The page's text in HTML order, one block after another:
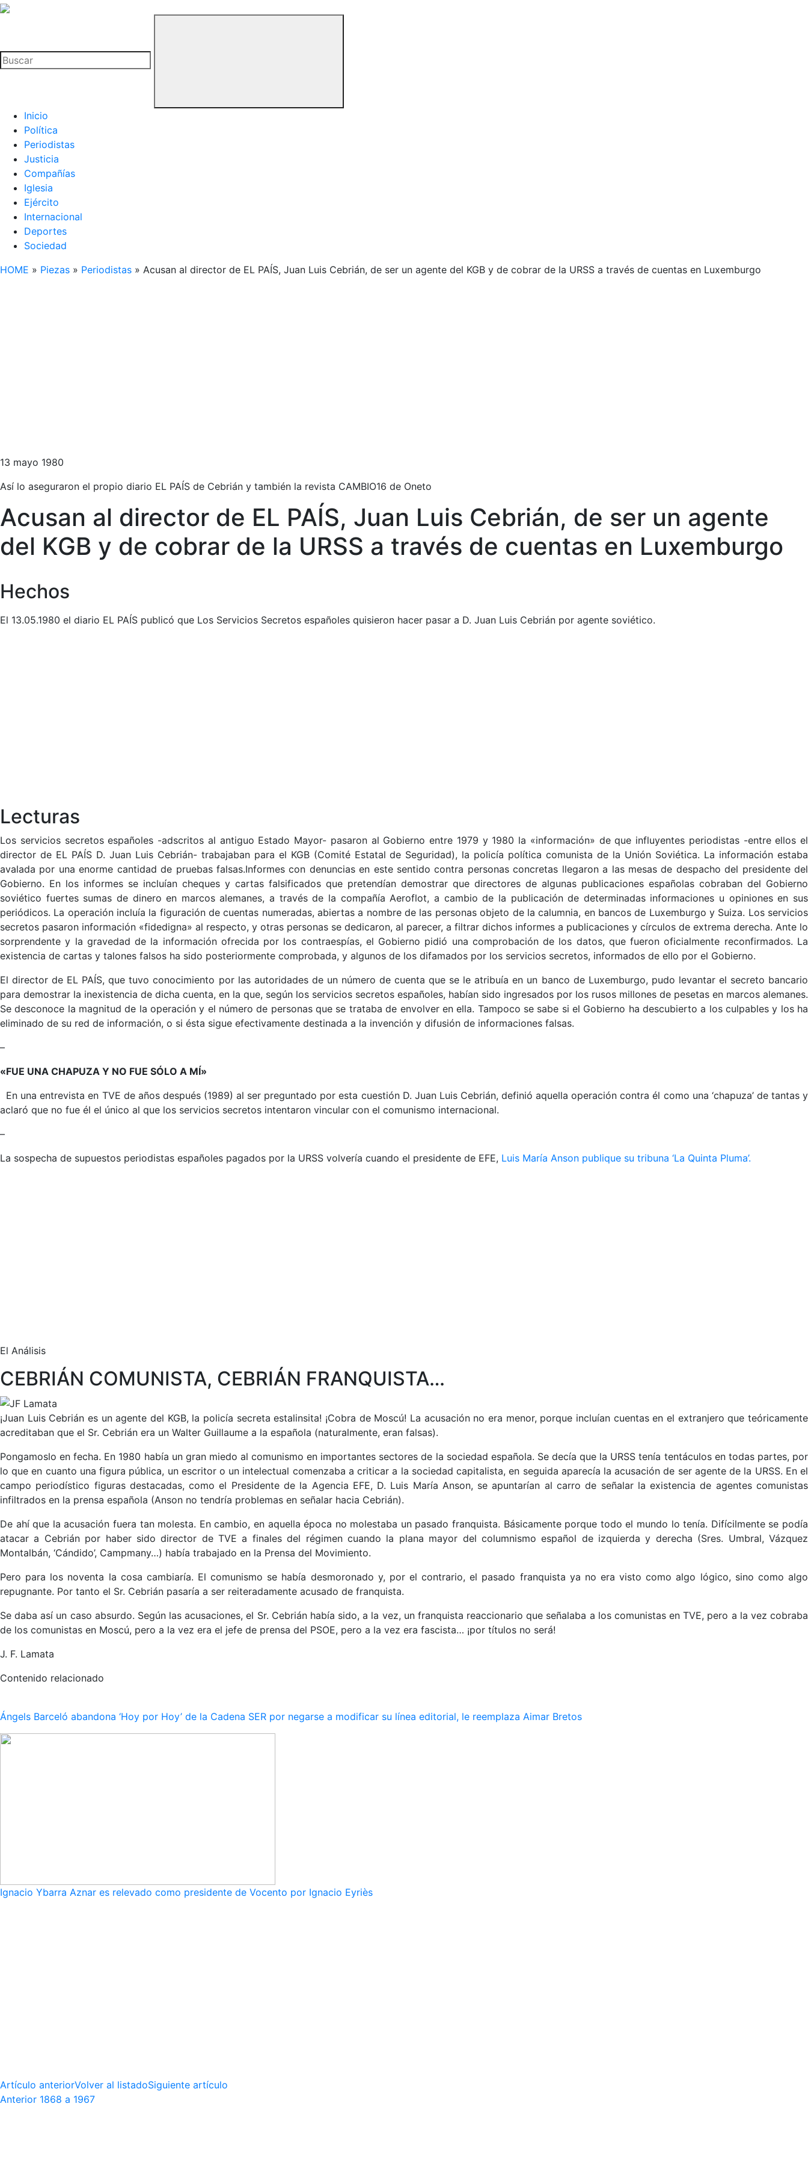
La
Buitre
Inicio
Política
Periodistas
Justicia
Compañías
Iglesia
Ejército
Internacional
Deportes
Sociedad
HOME » Piezas » Periodistas » Acusan al director de EL PAÍS, Juan Luis Cebrián, de ser un agente del KGB y de cobrar de la URSS a través de cuentas en Luxemburgo
13 mayo 1980
Así lo aseguraron el propio diario EL PAÍS de Cebrián y también la revista CAMBIO16 de Oneto
Acusan al director de EL PAÍS, Juan Luis Cebrián, de ser un agente
del KGB y de cobrar de la URSS a través de cuentas en Luxemburgo
Hechos
El 13.05.1980 el diario EL PAÍS publicó que Los Servicios Secretos españoles quisieron hacer pasar a D. Juan Luis Cebrián por agente soviético.
Lecturas
Los servicios secretos españoles -adscritos al antiguo Estado Mayor- pasaron al Gobierno entre 1979 y 1980 la «información» de que influyentes periodistas -entre ellos el
director de EL PAÍS D. Juan Luis Cebrián- trabajaban para el KGB (Comité Estatal de Seguridad), la policía política comunista de la Unión Soviética. La información estaba
avalada por una enorme cantidad de pruebas falsas.Informes con denuncias en este sentido contra personas concretas llegaron a las mesas de despacho del presidente del
Gobierno. En los informes se incluían cheques y cartas falsificados que pretendían demostrar que directores de algunas publicaciones españolas cobraban del Gobierno
soviético fuertes sumas de dinero en marcos alemanes, a través de la compañía Aeroflot, a cambio de la publicación de determinadas informaciones u opiniones en sus
periódicos. La operación incluía la figuración de cuentas numeradas, abiertas a nombre de las personas objeto de la calumnia, en bancos de Luxemburgo y Suiza. Los servicios
secretos pasaron información «fidedigna» al respecto, y otras personas se dedicaron, al parecer, a filtrar dichos informes a publicaciones y círculos de extrema derecha. Ante lo
sorprendente y la gravedad de la información ofrecida por los contraespías, el Gobierno pidió una comprobación de los datos, que fueron oficialmente reconfirmados. La
existencia de cartas y talones falsos ha sido posteriormente comprobada, y algunos de los difamados por los servicios secretos, informados de ello por el Gobierno.
El director de EL PAÍS, que tuvo conocimiento por las autoridades de un número de cuenta que se le atribuía en un banco de Luxemburgo, pudo levantar el secreto bancario
para demostrar la inexistencia de dicha cuenta, en la que, según los servicios secretos españoles, habían sido ingresados por los rusos millones de pesetas en marcos alemanes.
Se desconoce la magnitud de la operación y el número de personas que se trataba de envolver en ella. Tampoco se sabe si el Gobierno ha descubierto a los culpables y los ha
eliminado de su red de información, o si ésta sigue efectivamente destinada a la invención y difusión de informaciones falsas.
–
«FUE UNA CHAPUZA Y NO FUE SÓLO A MÍ»
En una entrevista en TVE de años después (1989) al ser preguntado por esta cuestión D. Juan Luis Cebrián, definió aquella operación contra él como una ‘chapuza’ de tantas y
aclaró que no fue él el único al que los servicios secretos intentaron vincular con el comunismo internacional.
–
La sospecha de supuestos periodistas españoles pagados por la URSS volvería cuando el presidente de EFE, Luis María Anson publique su tribuna ‘La Quinta Pluma’.
El Análisis
CEBRIÁN COMUNISTA, CEBRIÁN FRANQUISTA…
¡Juan Luis Cebrián es un agente del KGB, la policía secreta estalinsita! ¡Cobra de Moscú! La acusación no era menor, porque incluían cuentas en el extranjero que teóricamente
acreditaban que el Sr. Cebrián era un Walter Guillaume a la española (naturalmente, eran falsas).
Pongamoslo en fecha. En 1980 había un gran miedo al comunismo en importantes sectores de la sociedad española. Se decía que la URSS tenía tentáculos en todas partes, por
lo que en cuanto una figura pública, un escritor o un intelectual comenzaba a criticar a la sociedad capitalista, en seguida aparecía la acusación de ser agente de la URSS. En el
campo periodístico figuras destacadas, como el Presidente de la Agencia EFE, D. Luis María Anson, se apuntarían al carro de señalar la existencia de agentes comunistas
infiltrados en la prensa española (Anson no tendría problemas en señalar hacia Cebrián).
De ahí que la acusación fuera tan molesta. En cambio, en aquella época no molestaba un pasado franquista. Básicamente porque todo el mundo lo tenía. Difícilmente se podía
atacar a Cebrián por haber sido director de TVE a finales del régimen cuando la plana mayor del columnismo español de izquierda y derecha (Sres. Umbral, Vázquez
Montalbán, ‘Cándido’, Campmany…) había trabajado en la Prensa del Movimiento.
Pero para los noventa la cosa cambiaría. El comunismo se había desmoronado y, por el contrario, el pasado franquista ya no era visto como algo lógico, sino como algo
repugnante. Por tanto el Sr. Cebrián pasaría a ser reiteradamente acusado de franquista.
Se daba así un caso absurdo. Según las acusaciones, el Sr. Cebrián había sido, a la vez, un franquista reaccionario que señalaba a los comunistas en TVE, pero a la vez cobraba
de los comunistas en Moscú, pero a la vez era el jefe de prensa del PSOE, pero a la vez era fascista… ¡por títulos no será!
J. F. Lamata
Contenido relacionado
Ángels Barceló abandona ‘Hoy por Hoy’ de la Cadena SER por negarse a modificar su línea editorial, le reemplaza Aimar Bretos
Ignacio Ybarra Aznar es relevado como presidente de Vocento por Ignacio Eyriès
Artículo anteriorVolver al listadoSiguiente artículo
Anterior 1868 a 1967